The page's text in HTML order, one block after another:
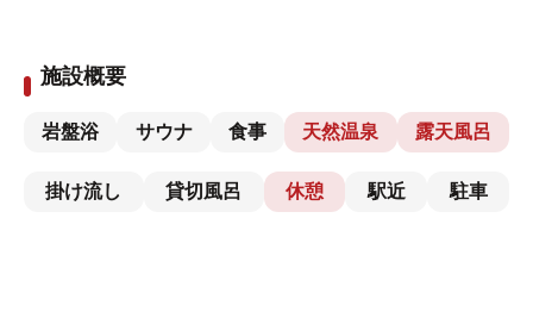
施設概要
岩盤浴 サウナ 食事 天然温泉 露天風呂
掛け流し 貸切風呂 休憩 駅近 駐車